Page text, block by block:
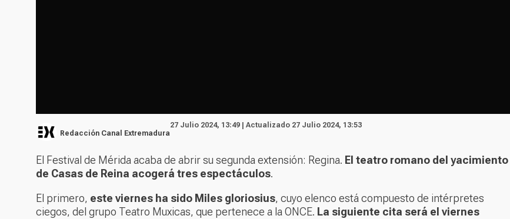
Redacción Canal Extremadura
27 Julio 2024, 13:49 | Actualizado 27 Julio 2024, 13:53
El Festival de Mérida acaba de abrir su segunda extensión: Regina. El teatro romano del yacimiento
de Casas de Reina acogerá tres espectáculos.
El primero, este viernes ha sido Miles gloriosius, cuyo elenco está compuesto de intérpretes
ciegos, del grupo Teatro Muxicas, que pertenece a la ONCE. La siguiente cita será el viernes